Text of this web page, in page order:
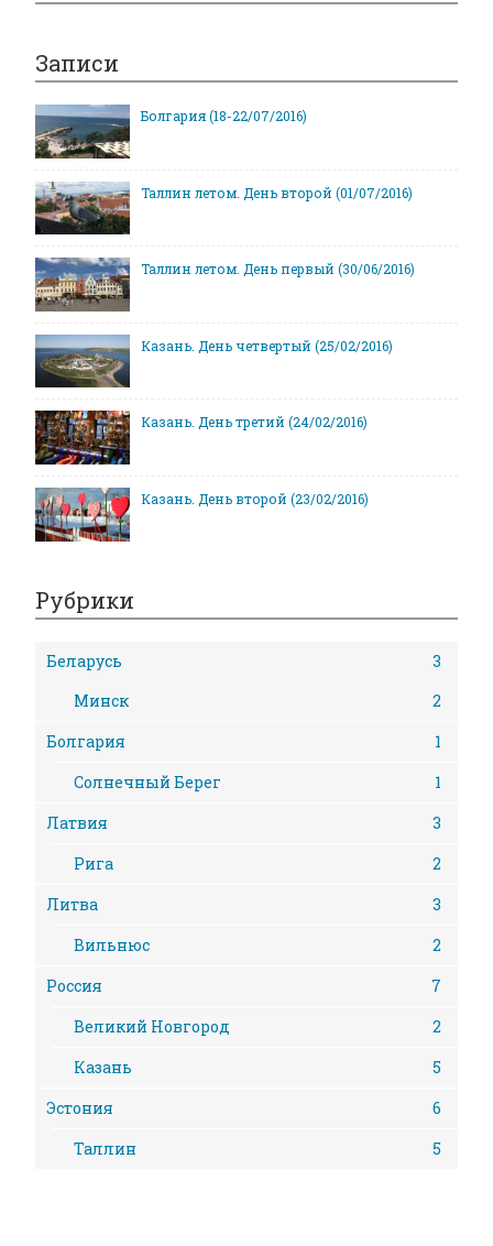
Записи
Болгария (18-22/07/2016)
Таллин летом. День второй (01/07/2016)
Таллин летом. День первый (30/06/2016)
Казань. День четвертый (25/02/2016)
Казань. День третий (24/02/2016)
Казань. День второй (23/02/2016)
Рубрики
Беларусь
3
Минск
2
Болгария
1
Солнечный Берег
1
Латвия
3
Рига
2
Литва
3
Вильнюс
2
Россия
7
Великий Новгород
2
Казань
5
Эстония
6
Таллин
5